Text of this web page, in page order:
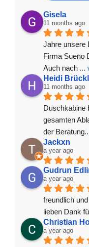
Gisela
11 months ago
Jahre unsere
Firma Sueno
Auch nach ...
Heidi Brückl
11 months ago
Duschkabine
gesamten
der Beratung
Jackxn
a year ago
Gudrun
a year ago
freundlich
lieben Dank
Christian
a year ago